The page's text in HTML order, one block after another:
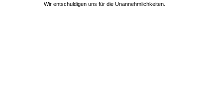
Wir entschuldigen uns für die Unannehmlichkeiten.